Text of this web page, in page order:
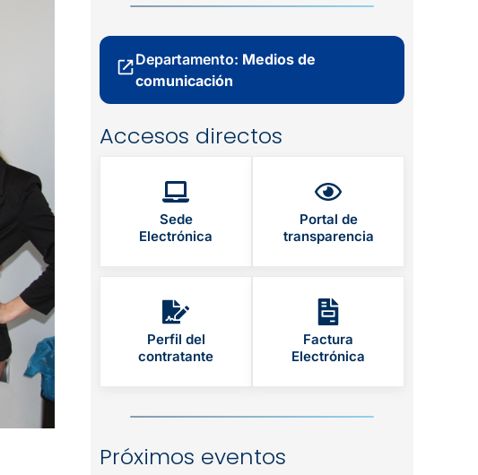
Departamento: Medios de
comunicación
Accesos directos
Sede
Electrónica
Portal de
transparencia
Perfil del
contratante
Factura
Electrónica
Próximos eventos